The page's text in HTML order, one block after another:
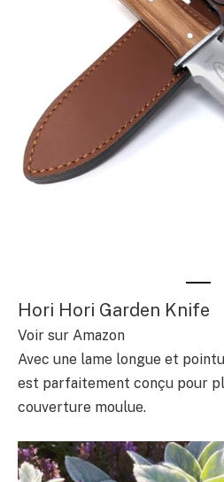
Hori Hori Garden Knife
Voir sur Amazon
Avec une lame longue et
est parfaitement conçu pour
couverture moulue.